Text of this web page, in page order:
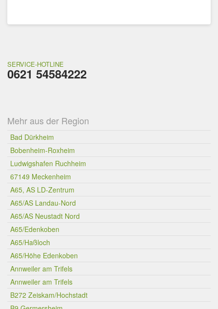
SERVICE-HOTLINE
0621 54584222
Mehr aus der Region
Bad Dürkheim
Bobenheim-Roxheim
Ludwigshafen Ruchheim
67149 Meckenheim
A65, AS LD-Zentrum
A65/AS Landau-Nord
A65/AS Neustadt Nord
A65/Edenkoben
A65/Haßloch
A65/Höhe Edenkoben
Annweiler am Trifels
Annweiler am Trifels
B272 Zeiskam/Hochstadt